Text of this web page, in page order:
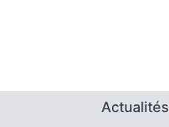
Actualités